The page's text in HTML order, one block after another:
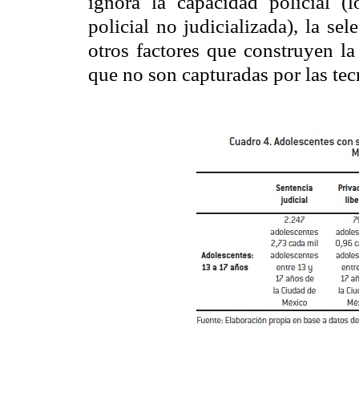
policial no judicializada), la
otros factores que construyen
que no son capturadas por las